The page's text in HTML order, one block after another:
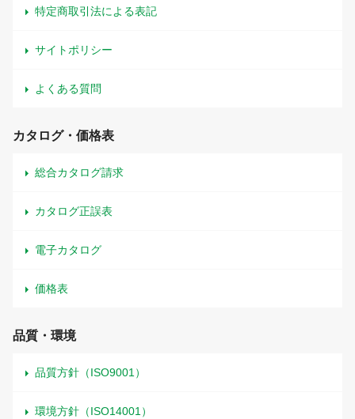
特定商取引法による表記
サイトポリシー
よくある質問
カタログ・価格表
総合カタログ請求
カタログ正誤表
電子カタログ
価格表
品質・環境
品質方針（ISO9001）
環境方針（ISO14001）